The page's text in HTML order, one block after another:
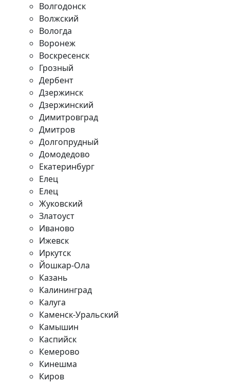
Волгодонск
Волжский
Вологда
Воронеж
Воскресенск
Грозный
Дербент
Дзержинск
Дзержинский
Димитровград
Дмитров
Долгопрудный
Домодедово
Екатеринбург
Елец
Елец
Жуковский
Златоуст
Иваново
Ижевск
Иркутск
Йошкар-Ола
Казань
Калининград
Калуга
Каменск-Уральский
Камышин
Каспийск
Кемерово
Кинешма
Киров